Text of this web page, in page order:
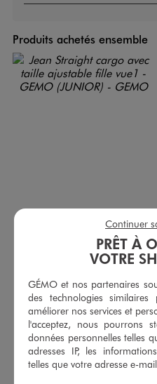
Produits achetés ensemble
Jean Straight cargo avec taille ajustable fille
27,99 €
5/5 de moyenne
(30 avis)
AJOUTER AU PANIER
PRÊT À
VOTRE
GÉMO et nos partenaires
des technologies
améliorer nos services et
l'acceptez, nous pourrons
données personnelles telles
adresses IP, les
telles que votre adresse e-
Continuer